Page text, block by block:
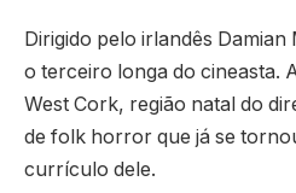
Dirigido pelo irlandês
o terceiro longa do cineasta.
West Cork, região natal do
de folk horror que já se
currículo dele.